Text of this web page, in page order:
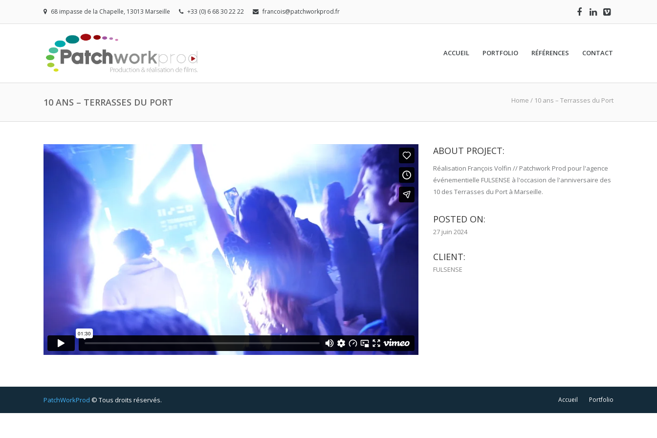
68 impasse de la Chapelle, 13013 Marseille +33 (0) 6 68 30 22 22 francois@patchworkprod.fr
ACCUEIL PORTFOLIO RÉFÉRENCES CONTACT
10 ANS – TERRASSES DU PORT Home / 10 ans – Terrasses du Port
ABOUT PROJECT:
Réalisation François Volfin // Patchwork Prod pour l'agence
événementielle FULSENSE à l'occasion de l'anniversaire des
10 des Terrasses du Port à Marseille.
POSTED ON:
27 juin 2024
CLIENT:
FULSENSE
PatchWorkProd © Tous droits réservés. Accueil Portfolio